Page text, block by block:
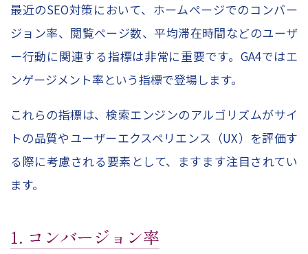
最近のSEO対策において、ホームページでのコンバー
ジョン率、閲覧ページ数、平均滞在時間などのユーザ
ー行動に関連する指標は非常に重要です。GA4ではエ
ンゲージメント率という指標で登場します。
これらの指標は、検索エンジンのアルゴリズムがサイ
トの品質やユーザーエクスペリエンス（UX）を評価す
る際に考慮される要素として、ますます注目されてい
ます。
1. コンバージョン率